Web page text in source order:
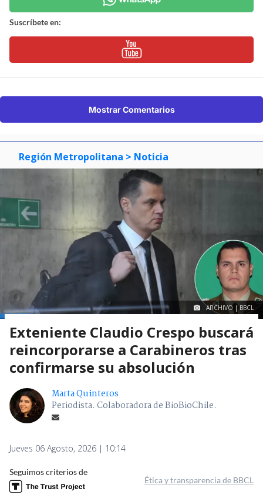
Suscríbete en:
Mostrar Comentarios
Región Metropolitana > Noticia
ARCHIVO | BBCL
Exteniente Claudio Crespo buscará
reincorporarse a Carabineros tras
confirmarse su absolución
Marta Quinteros
Periodista. Colaboradora de BioBioChile.
Jueves 06 Agosto, 2026 | 10:14
Seguimos criterios de
Ética y transparencia de BBCL